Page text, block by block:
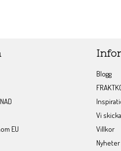
EU
Blogg
Vi
Villkor
Nyheter